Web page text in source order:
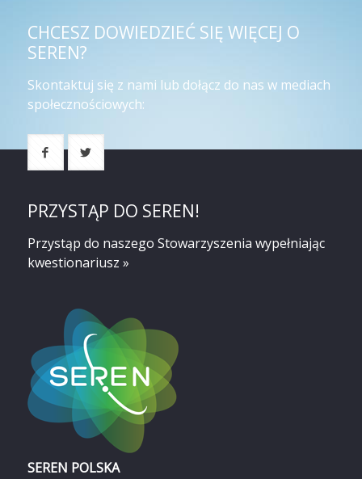
CHCESZ DOWIEDZIEĆ SIĘ WIĘCEJ O
SEREN?
Skontaktuj się z nami lub dołącz do nas w mediach
społecznościowych:
PRZYSTĄP DO SEREN!
Przystąp do naszego Stowarzyszenia wypełniając
kwestionariusz »
SEREN POLSKA